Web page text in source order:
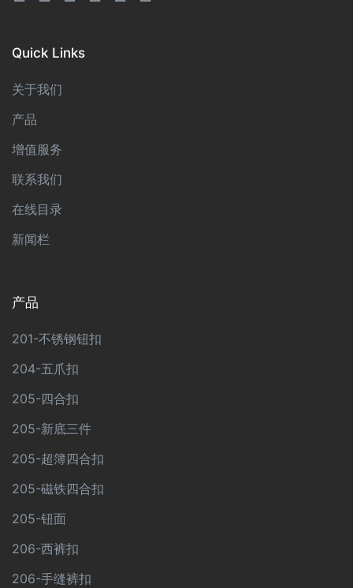
Quick Links
关于我们
产品
增值服务
联系我们
在线目录
新闻栏
产品
201-不锈钢钮扣
204-五爪扣
205-四合扣
205-新底三件
205-超簿四合扣
205-磁铁四合扣
205-钮面
206-西裤扣
206-手缝裤扣